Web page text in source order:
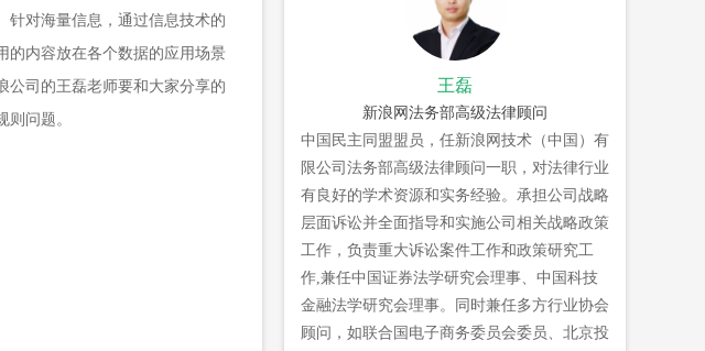
针对海量信息，通过信息技术的
的内容放在各个数据的应用场景
公司的王磊老师要和大家分享的
问题。
王磊
新浪网法务部高级法律顾问
中国民主同盟盟员，任新浪网技术（中国）有
限公司法务部高级法律顾问一职，对法律行业
有良好的学术资源和实务经验。承担公司战略
层面诉讼并全面指导和实施公司相关战略政策
工作，负责重大诉讼案件工作和政策研究工
作,兼任中国证券法学研究会理事、中国科技
金融法学研究会理事。同时兼任多方行业协会
顾问，如联合国电子商务委员会委员、北京投